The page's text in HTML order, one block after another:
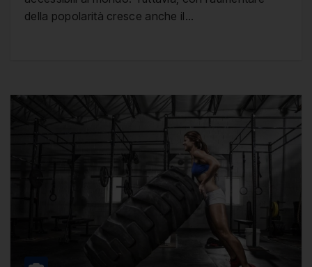
della popolarità cresce anche il…